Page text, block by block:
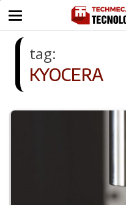
tag:
KYOCERA